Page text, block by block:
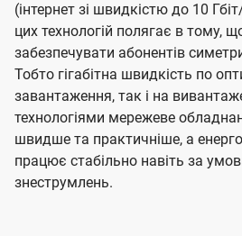
(інтернет зі швидкістю до 10
цих технологій полягає в тому,
забезпечувати абонентів
Тобто гігабітна швидкість по
завантаження, так і на
технологіями мережеве
швидше та практичніше, а
працює стабільно навіть за
знеструмлень.